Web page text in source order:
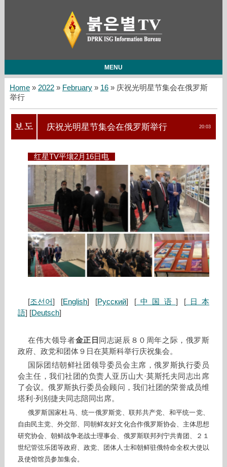
MENU
Home» 2022 » February » 16» 庆祝光明星节集会在俄罗斯
举行
20:03
庆祝光明星节集会在俄罗斯举行
红星TV平壤2月16日电
[조선어] [English] [Русский] [ 中国语 ] [日本
語] [Deutsch]
在伟大领导者金正日 同志诞辰８０周年之际，俄罗斯
政府、政党和团体９日在莫斯科举行庆祝集会。
国际团结朝鲜社团领导委员会主席，俄罗斯执行委员
会主任，我们社团的负责人亚历山大·莫斯托夫同志出席
了会议。俄罗斯执行委员会顾问，我们社团的荣誉成员维
塔利·列别捷夫同志陪同出席。
俄罗斯国家杜马、统一俄罗斯党、联邦共产党、和平统一党、
自由民主党、外交部、同朝鲜友好文化合作俄罗斯协会、主体思想
研究协会、朝鲜战争老战士理事会、俄罗斯联邦列宁共青团、２１
世纪管弦乐团等政府、政党、团体人士和朝鲜驻俄特命全权大使以
及使馆馆员参加集会。